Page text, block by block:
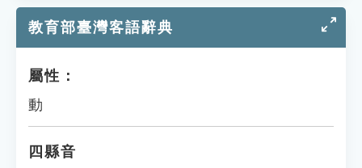
教育部臺灣客語辭典
屬性：
動
四縣音